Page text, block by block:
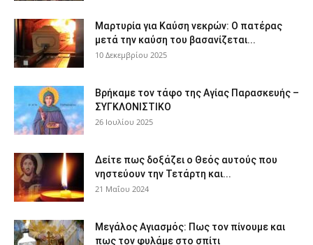
Μαρτυρία για Καύση νεκρών: Ο πατέρας
μετά την καύση του βασανίζεται...
10 Δεκεμβρίου 2025
Βρήκαμε τον τάφο της Αγίας Παρασκευής –
ΣΥΓΚΛΟΝΙΣΤΙΚΟ
26 Ιουλίου 2025
Δείτε πως δοξάζει ο Θεός αυτούς που
νηστεύουν την Τετάρτη και...
21 Μαΐου 2024
Μεγάλος Αγιασμός: Πως τον πίνουμε και
πως τον φυλάμε στο σπίτι